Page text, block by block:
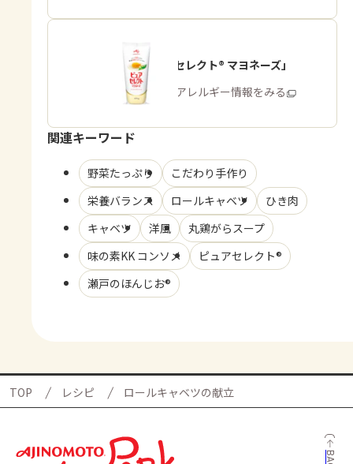
「ピュアセレクト® マヨネーズ」
商品・アレルギー情報をみる
関連キーワード
野菜たっぷり
こだわり手作り
栄養バランス
ロールキャベツ
ひき肉
キャベツ
洋風
丸鶏がらスープ
味の素KK コンソメ
ピュアセレクト®
瀬戸のほんじお®
TOP レシピ ロールキャベツの献立